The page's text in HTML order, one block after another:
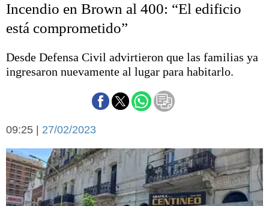
El mundo
Seguridad
Deportes
Escenario Olímpico
Liga del Sur
Fútbol
Cines
Economía y campo
Economía y finanzas
Con el campo
Espacio empresas
Incendio en Brown al 400: “El edificio
está comprometido”
Desde Defensa Civil advirtieron que las familias ya
ingresaron nuevamente al lugar para habitarlo.
09:25 | 27/02/2023